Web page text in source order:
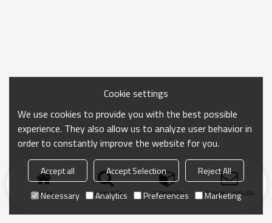
Inicio búsqueda categoría Enviar consulta
Cookie settings
We use cookies to provide you with the best possible
experience. They also allow us to analyze user behavior in
order to constantly improve the website for you.
Accept all Accept Selection
Reject All
Necessary
Analytics Preferences Marketing